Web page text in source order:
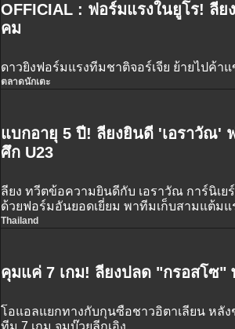
OFFICIAL : ฟอร์มแรงในยูโร! ลียง
คม
ดาวยิงฟอร์มแรงทีมชาติจอร์เจีย ย้ายไปค้า
ตลาดนักเตะ
แบกอายุ 5 ปี! ลียงยินดี 'เอราวัณ'
ศึก U23
ลียง ทวีตข้อความยินดีกับ เอราวัณ การ์นิเย
ด้วยฟอร์มอันยอดเยี่ยม พาทีมเก็บสามแต้มแ
2024
Thailand
คุมแค่ 7 เกม! ลียงปลด "กรอสโซ"
โอแอลแยกทางกับกุนซือชาวอิตาเลียน หลัง